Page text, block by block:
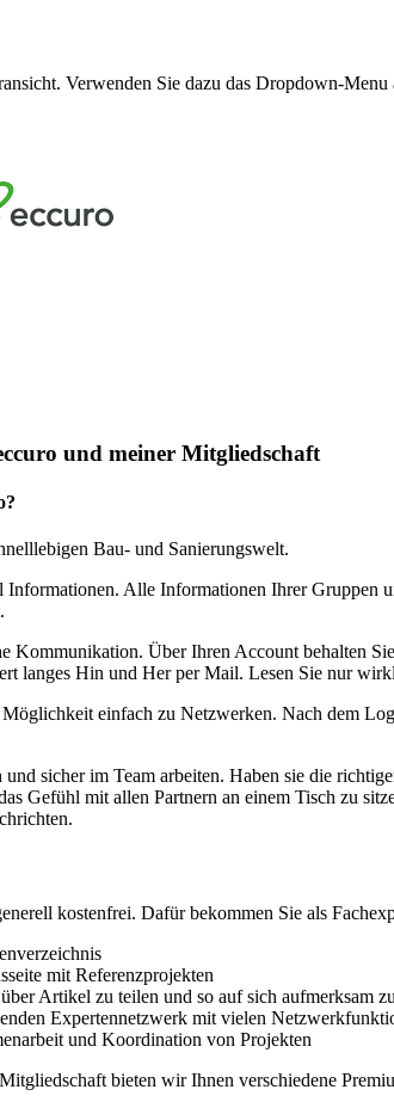
Verwenden Sie dazu das Dropdown-Menu
und meiner Mitgliedschaft
Bau- und Sanierungswelt.
Informationen. Alle Informationen Ihrer Gruppen
Kommunikation. Über Ihren Account behalten
langes Hin und Her per Mail. Lesen Sie nur
einfach zu Netzwerken. Nach dem
sicher im Team arbeiten. Haben sie die
Gefühl mit allen Partnern an einem Tisch zu
kostenfrei. Dafür bekommen Sie als
mit Referenzprojekten
Artikel zu teilen und so auf sich aufmerksam
Expertennetzwerk mit vielen
und Koordination von Projekten
bieten wir Ihnen verschiedene